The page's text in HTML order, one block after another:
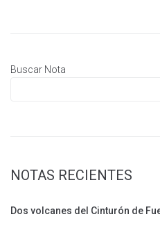
Buscar Nota
NOTAS RECIENTES
Dos volcanes del Cinturón de